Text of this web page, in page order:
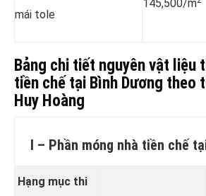
mái tole
145,500/m
Bảng chi tiết nguyên vật liệu
tiền chế tại Bình Dương theo
Huy Hoàng
I – Phần móng nhà tiền chế
Hạng mục thi